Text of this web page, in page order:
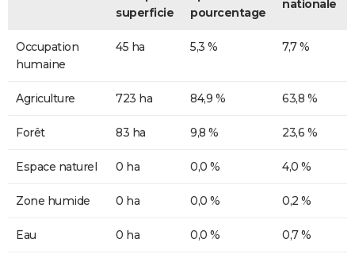
superficie
pourcentage
nationale
Occupation
humaine
45 ha 5,3 % 7,7 %
Agriculture 723 ha 84,9 % 63,8 %
Forêt 83 ha 9,8 % 23,6 %
Espace naturel 0 ha 0,0 % 4,0 %
Zone humide 0 ha 0,0 % 0,2 %
Eau 0 ha 0,0 % 0,7 %